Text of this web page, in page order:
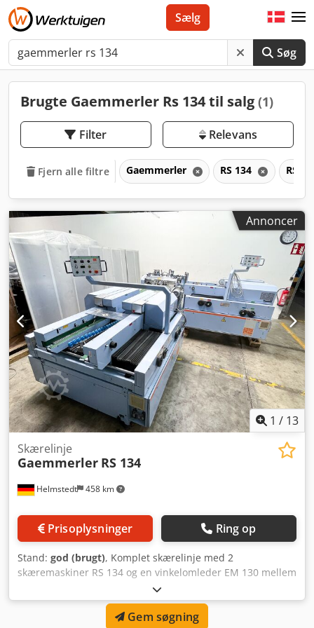
Søg
Sælg
Brugte Gaemmerler Rs 134 til salg (1)
Filter Relevans
Fjern alle filtre Gaemmerler RS 134 RS
Annoncer
1 / 13
Helmstedt 458 km
Skærelinje
Gaemmerler RS 134
Prisoplysninger Ring op
Stand: god (brugt), Komplet skærelinje med 2
skæremaskiner RS 134 og en vinkelomleder EM 130 mellem
de to skæremaskiner. Til 3-sidet beskæring af ark. Manuel
formatjustering. Hastighed: op til 100.000 ark/time / 80
m/min (produktafhængig) Min. produktbredde: ~122 mm
Gem søgning